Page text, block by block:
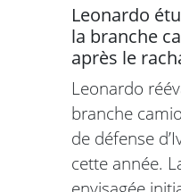
Leonardo
la branche
après le
Leonardo
branche
de défense
cette année.